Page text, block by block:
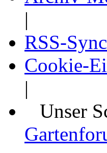
|
RSS-
Cookie-
|
Unser